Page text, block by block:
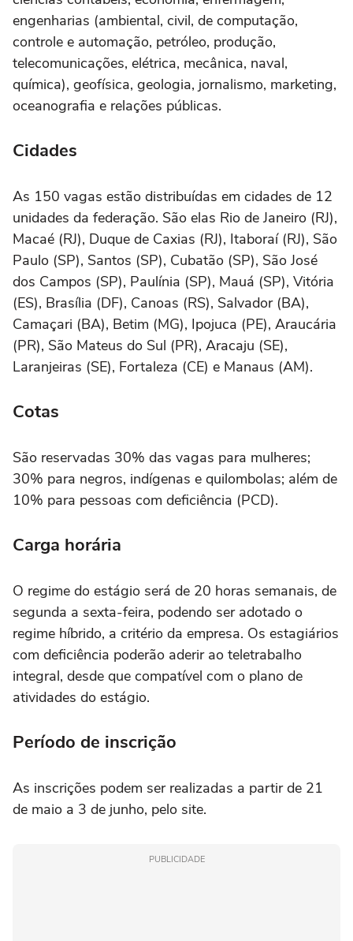
engenharias (ambiental, civil, de computação,
controle e automação, petróleo, produção,
telecomunicações, elétrica, mecânica, naval,
química), geofísica, geologia, jornalismo, marketing,
oceanografia e relações públicas.
Cidades
As 150 vagas estão distribuídas em cidades de 12
unidades da federação. São elas Rio de Janeiro (RJ),
Macaé (RJ), Duque de Caxias (RJ), Itaboraí (RJ), São
Paulo (SP), Santos (SP), Cubatão (SP), São José
dos Campos (SP), Paulínia (SP), Mauá (SP), Vitória
(ES), Brasília (DF), Canoas (RS), Salvador (BA),
Camaçari (BA), Betim (MG), Ipojuca (PE), Araucária
(PR), São Mateus do Sul (PR), Aracaju (SE),
Laranjeiras (SE), Fortaleza (CE) e Manaus (AM).
Cotas
São reservadas 30% das vagas para mulheres;
30% para negros, indígenas e quilombolas; além de
10% para pessoas com deficiência (PCD).
Carga horária
O regime do estágio será de 20 horas semanais, de
segunda a sexta-feira, podendo ser adotado o
regime híbrido, a critério da empresa. Os estagiários
com deficiência poderão aderir ao teletrabalho
integral, desde que compatível com o plano de
atividades do estágio.
Período de inscrição
As inscrições podem ser realizadas a partir de 21
de maio a 3 de junho, pelo site.
PUBLICIDADE